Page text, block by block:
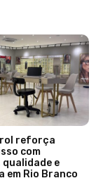
reforça
com
e
em Rio Branco